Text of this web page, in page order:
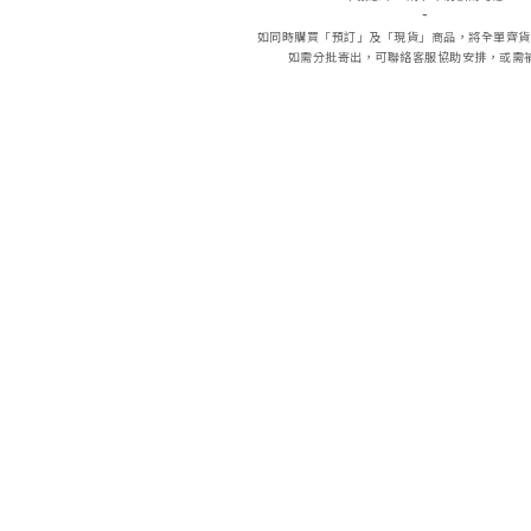
-
如同時購買「預訂」及「現貨」商品，將全單齊貨
如需分批寄出，可聯絡客服協助安排，或需